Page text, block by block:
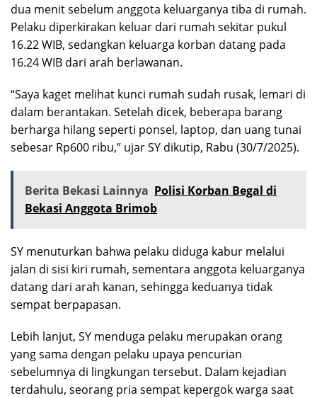
dua menit sebelum anggota keluarganya tiba di rumah.
Pelaku diperkirakan keluar dari rumah sekitar pukul
16.22 WIB, sedangkan keluarga korban datang pada
16.24 WIB dari arah berlawanan.
“Saya kaget melihat kunci rumah sudah rusak, lemari di
dalam berantakan. Setelah dicek, beberapa barang
berharga hilang seperti ponsel, laptop, dan uang tunai
sebesar Rp600 ribu,” ujar SY dikutip, Rabu (30/7/2025).
Berita Bekasi Lainnya Polisi Korban Begal di
Bekasi Anggota Brimob
SY menuturkan bahwa pelaku diduga kabur melalui
jalan di sisi kiri rumah, sementara anggota keluarganya
datang dari arah kanan, sehingga keduanya tidak
sempat berpapasan.
Lebih lanjut, SY menduga pelaku merupakan orang
yang sama dengan pelaku upaya pencurian
sebelumnya di lingkungan tersebut. Dalam kejadian
terdahulu, seorang pria sempat kepergok warga saat